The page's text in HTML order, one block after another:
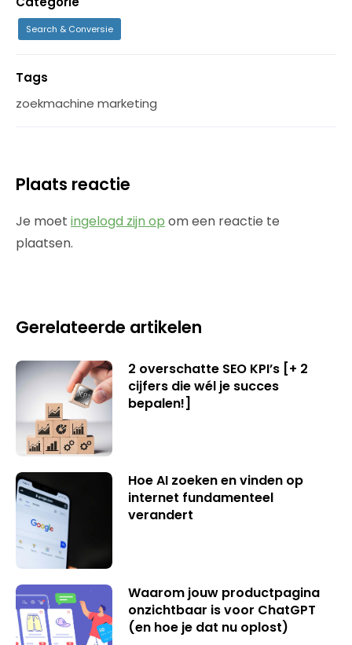
Search & Conversie
Tags
zoekmachine marketing
Plaats reactie
Je moet ingelogd zijn op om een reactie te
plaatsen.
Gerelateerde artikelen
2 overschatte SEO KPI’s [+ 2
cijfers die wél je succes
bepalen!]
Hoe AI zoeken en vinden op
internet fundamenteel
verandert
Waarom jouw productpagina
onzichtbaar is voor ChatGPT
(en hoe je dat nu oplost)